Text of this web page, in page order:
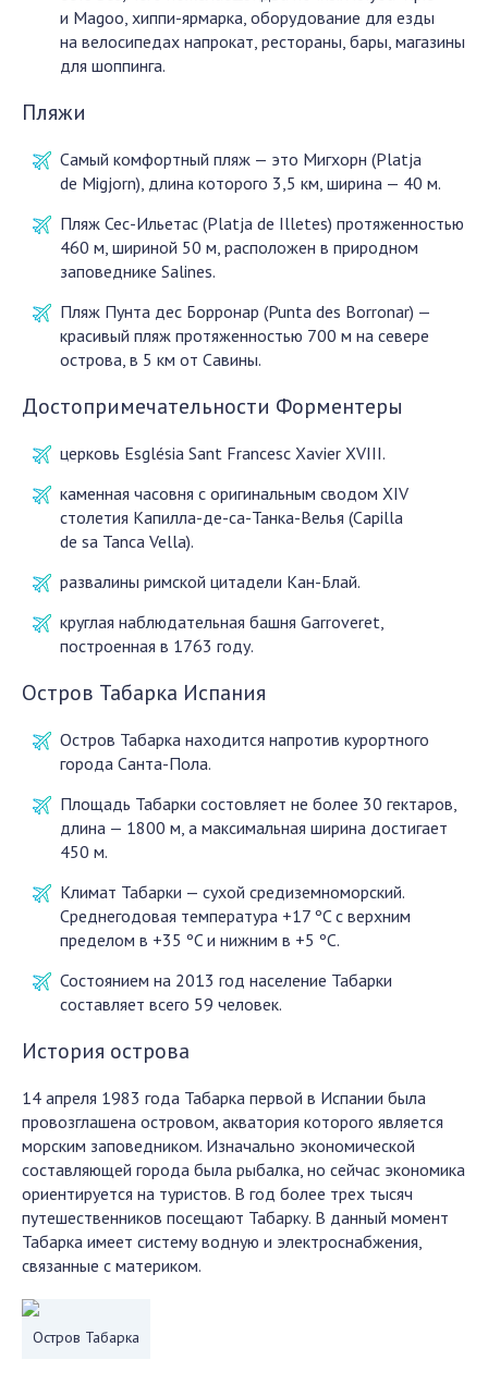
и Magoo, хиппи-ярмарка, оборудование для езды
на велосипедах напрокат, рестораны, бары, магазины
для шоппинга.
Пляжи
Самый комфортный пляж — это Мигхорн (Platja
de Migjorn), длина которого 3,5 км, ширина — 40 м.
Пляж Сес-Ильетас (Platja de Illetes) протяженностью
460 м, шириной 50 м, расположен в природном
заповеднике Salines.
Пляж Пунта дес Борронар (Punta des Borronar) —
красивый пляж протяженностью 700 м на севере
острова, в 5 км от Савины.
Достопримечательности Форментеры
церковь Església Sant Francesc Xavier XVIII.
каменная часовня с оригинальным сводом XIV
столетия Капилла-де-са-Танка-Велья (Capilla
de sa Tanca Vella).
развалины римской цитадели Кан-Блай.
круглая наблюдательная башня Garroveret,
построенная в 1763 году.
Остров Табарка Испания
Остров Табарка находится напротив курортного
города Санта-Пола.
Площадь Табарки состовляет не более 30 гектаров,
длина — 1800 м, а максимальная ширина достигает
450 м.
Климат Табарки — сухой средиземноморский.
Среднегодовая температура +17 ºC с верхним
пределом в +35 ºC и нижним в +5 ºC.
Состоянием на 2013 год население Табарки
составляет всего 59 человек.
История острова
14 апреля 1983 года Табарка первой в Испании была
провозглашена островом, акватория которого является
морским заповедником. Изначально экономической
составляющей города была рыбалка, но сейчас экономика
ориентируется на туристов. В год более трех тысяч
путешественников посещают Табарку. В данный момент
Табарка имеет систему водную и электроснабжения,
связанные с материком.
Остров Табарка